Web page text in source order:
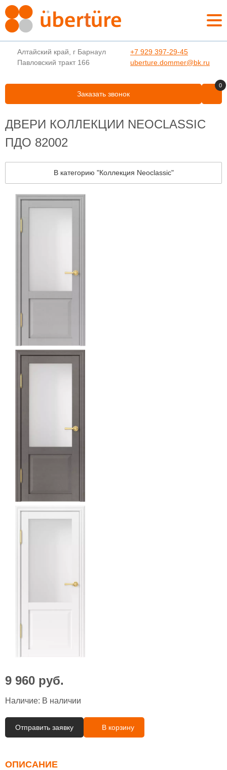
Алтайский край, г Барнаул
Павловский тракт 166
+7 929 397-29-45
uberture.dommer@bk.ru
Заказать звонок
0
ДВЕРИ КОЛЛЕКЦИИ NEOCLASSIC
ПДО 82002
В категорию "Коллекция Neoclassic"
9 960 руб.
Наличие: В наличии
Отправить заявку В корзину
ОПИСАНИЕ